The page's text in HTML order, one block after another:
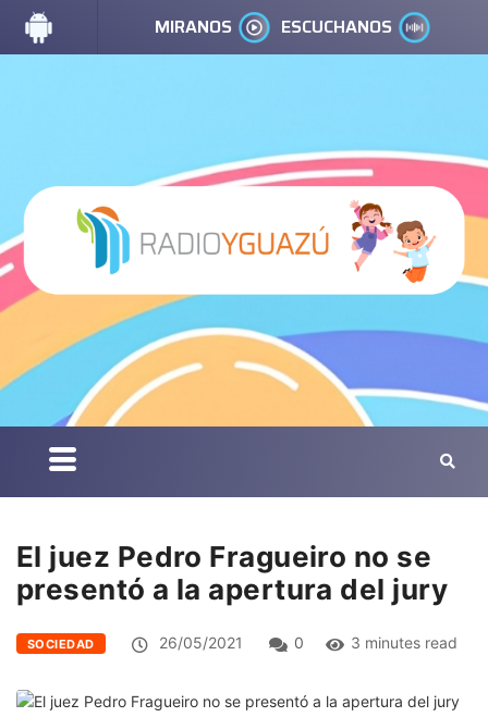
MIRANOS ESCUCHANOS
El juez Pedro Fragueiro no se
presentó a la apertura del jury
SOCIEDAD 26/05/2021 0 3 minutes read